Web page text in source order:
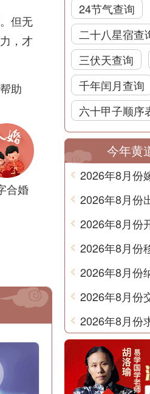
但无
，才
助
合婚
24节气查询
二十八星宿查
三伏天查询
千年闰月查询
六十甲子顺序
今年黄
2026年8月份
2026年8月份
2026年8月份
2026年8月份
2026年8月份
2026年8月份
2026年8月份